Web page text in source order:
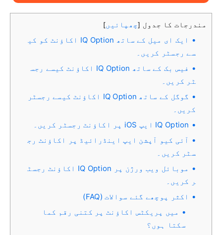
مندرجات کا جدول [چھپائیں]
ایک ای میل کے ساتھ IQ Option اکاؤنٹ کو کی
سے رجسٹر کریں۔
فیس بک کے ساتھ IQ Option اکاؤنٹ کیسے رجس
ٹر کریں۔
گوگل کے ساتھ IQ Option اکاؤنٹ کیسے رجسٹر
کریں۔
IQ Option ایپ iOS پر اکاؤنٹ رجسٹر کریں۔
آئی کیو آپشن ایپ اینڈرائیڈ پر اکاؤنٹ رج
سٹر کریں۔
موبائل ویب ورژن پر IQ Option اکاؤنٹ رجسٹ
ر کریں۔
اکثر پوچھے گئے سوالات (FAQ)
میں پریکٹس اکاؤنٹ پر کتنی رقم کما
سکتا ہوں؟